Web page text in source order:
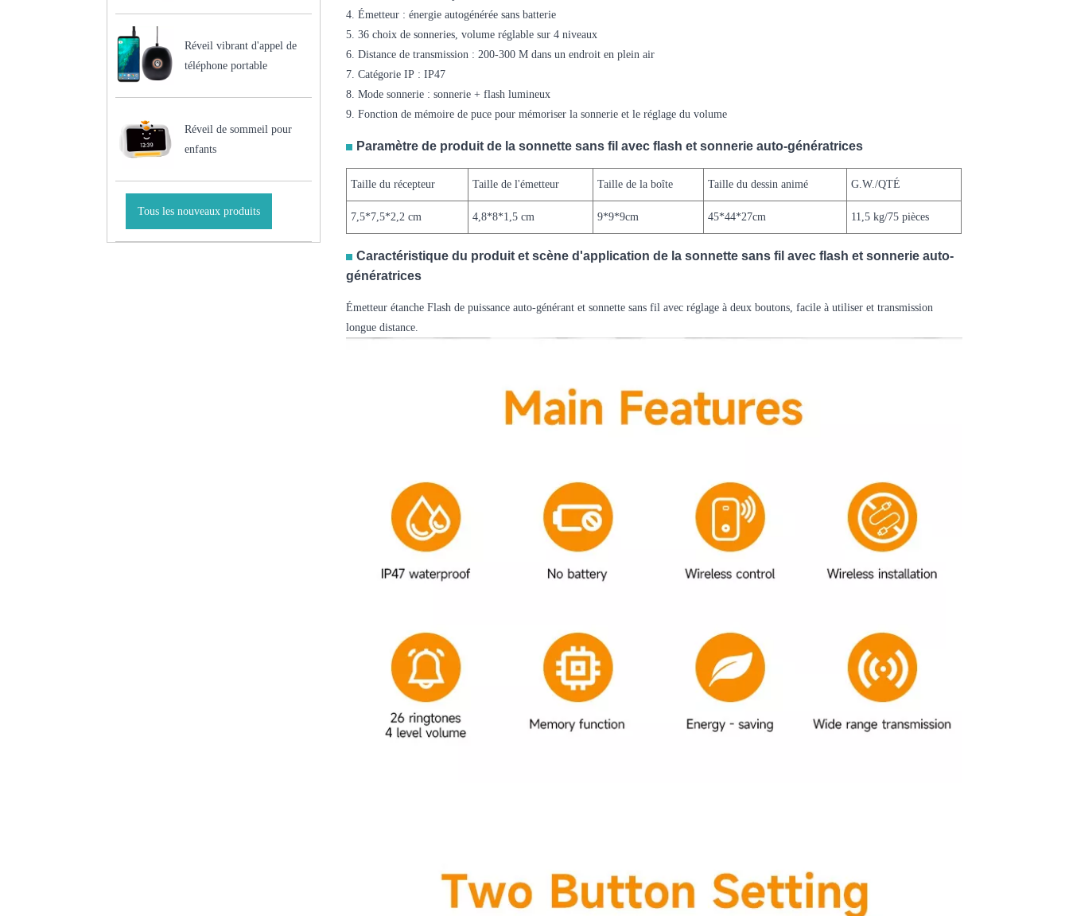
Réveil vibrant d'appel de
téléphone portable
Réveil de sommeil pour
enfants
Tous les nouveaux produits
4. Émetteur : énergie autogénérée sans batterie
5. 36 choix de sonneries, volume réglable sur 4 niveaux
6. Distance de transmission : 200-300 M dans un endroit en plein air
7. Catégorie IP : IP47
8. Mode sonnerie : sonnerie + flash lumineux
9. Fonction de mémoire de puce pour mémoriser la sonnerie et le réglage du volume
Paramètre de produit de la sonnette sans fil avec flash et sonnerie auto-génératrices
Taille du récepteur Taille de l'émetteur Taille de la boîte Taille du dessin animé G.W./QTÉ
7,5*7,5*2,2 cm 4,8*8*1,5 cm 9*9*9cm 45*44*27cm 11,5 kg/75 pièces
Caractéristique du produit et scène d'application de la sonnette sans fil avec flash et sonnerie auto-
génératrices
Émetteur étanche Flash de puissance auto-générant et sonnette sans fil avec réglage à deux boutons, facile à utiliser et transmission
longue distance.